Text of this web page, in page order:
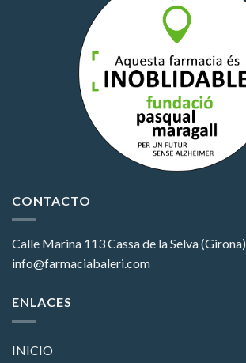
CONTACTO
Calle Marina 113Cassa de la Selva (Girona)
info@farmaciabaleri.com
ENLACES
INICIO